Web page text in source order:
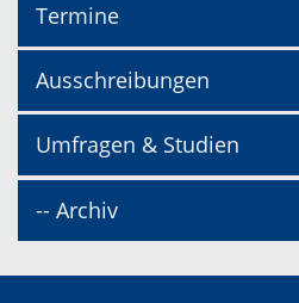
Termine
Ausschreibungen
Umfragen & Studien
-- Archiv